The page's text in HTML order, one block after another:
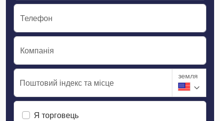
Телефон
Компанія
Поштовий індекс та місце
земля
Я торговець